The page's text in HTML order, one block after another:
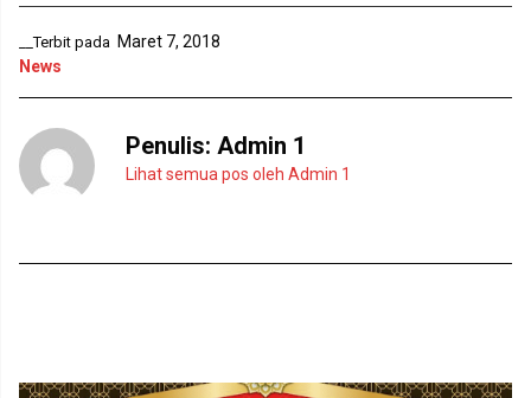
l
y
u
d
e
l
b
a
u
__Terbit pada Maret 7, 2018
News
Penulis: Admin 1
Lihat semua pos oleh Admin 1